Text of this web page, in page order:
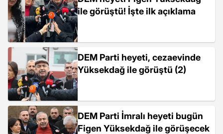
ile görüştü! İşte ilk açıklama
DEM Parti heyeti, cezaevinde
Yüksekdağ ile görüştü (2)
DEM Parti İmralı heyeti bugün
Figen Yüksekdağ ile görüşecek